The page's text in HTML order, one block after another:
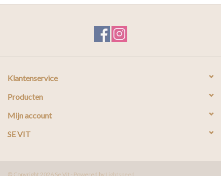
Klantenservice
Producten
Mijn account
SE VIT
© Copyright 2026 Se Vit - Powered by Lightspeed